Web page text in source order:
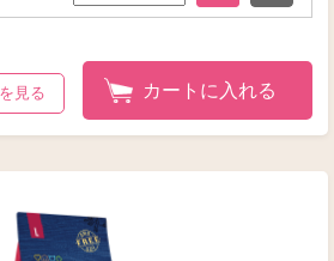
カートに入れる
見る